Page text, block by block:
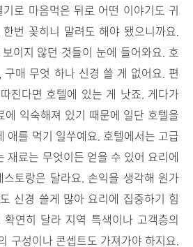
로 마음먹은 뒤로 어떤 이야기도 귀
번 꽂히니 말려도 해야 됐으니까요.
이지 않던 것들이 눈에 들어와요. 호
구매 무엇 하나 신경 쓸 게 없어요. 편
진다면 호텔에 있는 게 낫죠. 게다가
에 익숙해져 있기 때문에 일단 호텔을
애를 먹기 일쑤예요. 호텔에서는 고급
재료는 무엇이든 얻을 수 있어 요리에
토랑은 달라요. 손익을 생각해 원가
신경 쓸게 많아 요리에 집중하기 힘
연히 달라 지역 특색이나 고객층의
구성이나 콘셉트도 가져가야 하지요.